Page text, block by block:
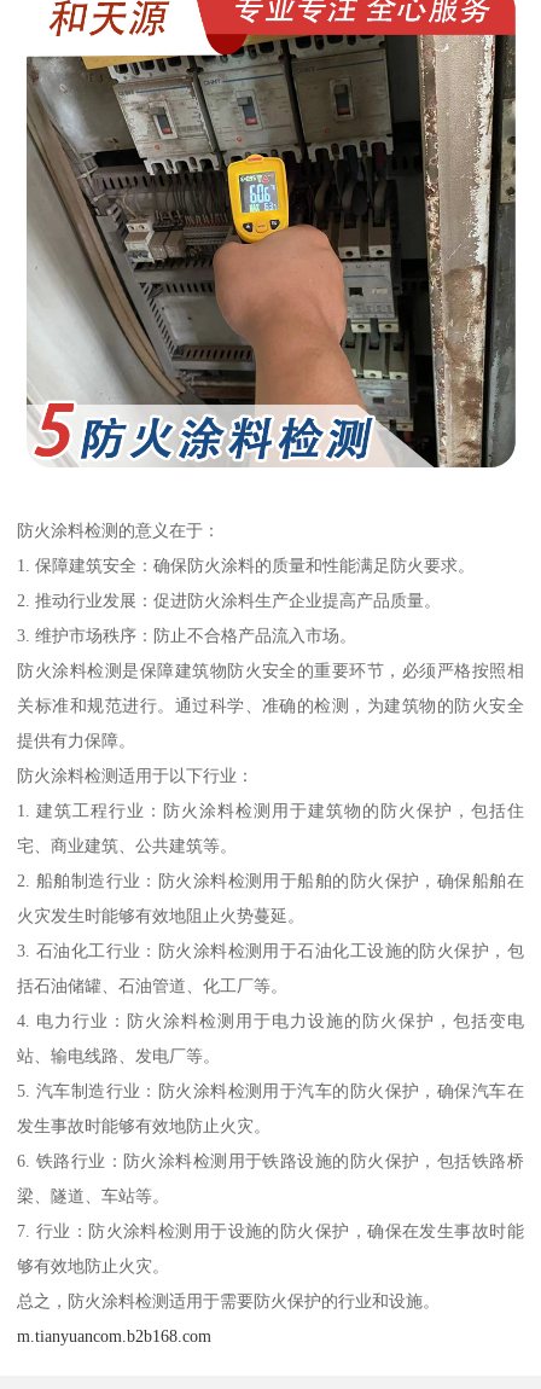
防火涂料检测的意义在于：
1. 保障建筑安全：确保防火涂料的质量和性能满足防火要求。
2. 推动行业发展：促进防火涂料生产企业提高产品质量。
3. 维护市场秩序：防止不合格产品流入市场。
防火涂料检测是保障建筑物防火安全的重要环节，必须严格按照相
关标准和规范进行。通过科学、准确的检测，为建筑物的防火安全
提供有力保障。
防火涂料检测适用于以下行业：
1. 建筑工程行业：防火涂料检测用于建筑物的防火保护，包括住
宅、商业建筑、公共建筑等。
2. 船舶制造行业：防火涂料检测用于船舶的防火保护，确保船舶在
火灾发生时能够有效地阻止火势蔓延。
3. 石油化工行业：防火涂料检测用于石油化工设施的防火保护，包
括石油储罐、石油管道、化工厂等。
4. 电力行业：防火涂料检测用于电力设施的防火保护，包括变电
站、输电线路、发电厂等。
5. 汽车制造行业：防火涂料检测用于汽车的防火保护，确保汽车在
发生事故时能够有效地防止火灾。
6. 铁路行业：防火涂料检测用于铁路设施的防火保护，包括铁路桥
梁、隧道、车站等。
7. 行业：防火涂料检测用于设施的防火保护，确保在发生事故时能
够有效地防止火灾。
总之，防火涂料检测适用于需要防火保护的行业和设施。
m.tianyuancom.b2b168.com